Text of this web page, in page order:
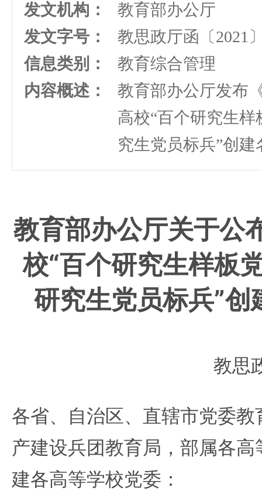
发文机构：
教育部办公厅
发文字号：
教思政厅函〔2021
信息类别：
教育综合管理
内容概述：
教育部办公厅发布
高校“百个研究生样
究生党员标兵”创
教育部办公厅关于公
校“百个研究生样板
研究生党员标兵”创
教思
各省、自治区、直辖市党委
产建设兵团教育局，部属各
建各高等学校党委：